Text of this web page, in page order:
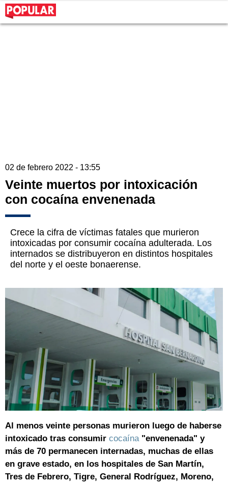
02 de febrero 2022 - 13:55
Veinte muertos por intoxicación
con cocaína envenenada
Crece la cifra de víctimas fatales que murieron
intoxicadas por consumir cocaína adulterada. Los
internados se distribuyeron en distintos hospitales
del norte y el oeste bonaerense.
Al menos veinte personas murieron luego de haberse
intoxicado tras consumir cocaína"envenenada" y
más de 70 permanecen internadas, muchas de ellas
en grave estado, en los hospitales de San Martín,
Tres de Febrero, Tigre, General Rodríguez, Moreno,